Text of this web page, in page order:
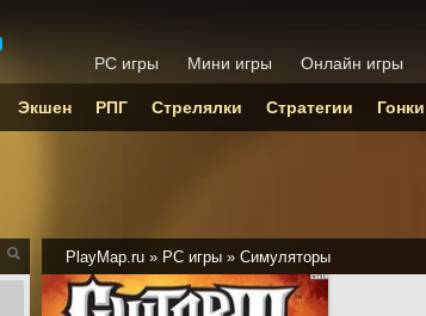
PlayMap.ru » PC игры » Симуляторы
PC игры Мини игры Онлайн игры
Экшен РПГ Стрелялки Стратегии Гонки